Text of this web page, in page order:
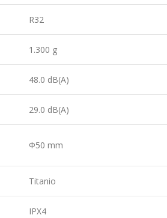
R32
1.300 g
48.0 dB(A)
29.0 dB(A)
Φ50 mm
Titanio
IPX4